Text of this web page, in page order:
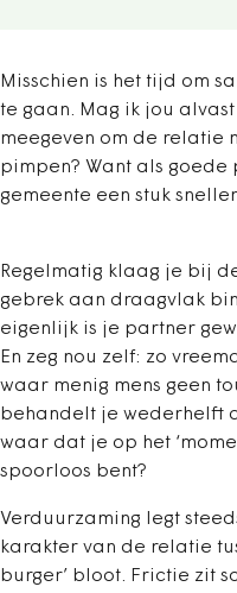
Misschien is het tijd om
te gaan. Mag ik jou
meegeven om de relatie
pimpen? Want als goede
gemeente een stuk
Regelmatig klaag je bij
gebrek aan draagvlak
eigenlijk is je partner
En zeg nou zelf: zo
waar menig mens geen
behandelt je wederhelft
waar dat je op het
spoorloos bent?
Verduurzaming legt
karakter van de relatie
burger’ bloot. Frictie zit